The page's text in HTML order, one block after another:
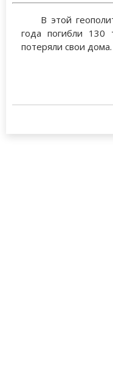
В этой
года погибли 130
потеряли свои дома.